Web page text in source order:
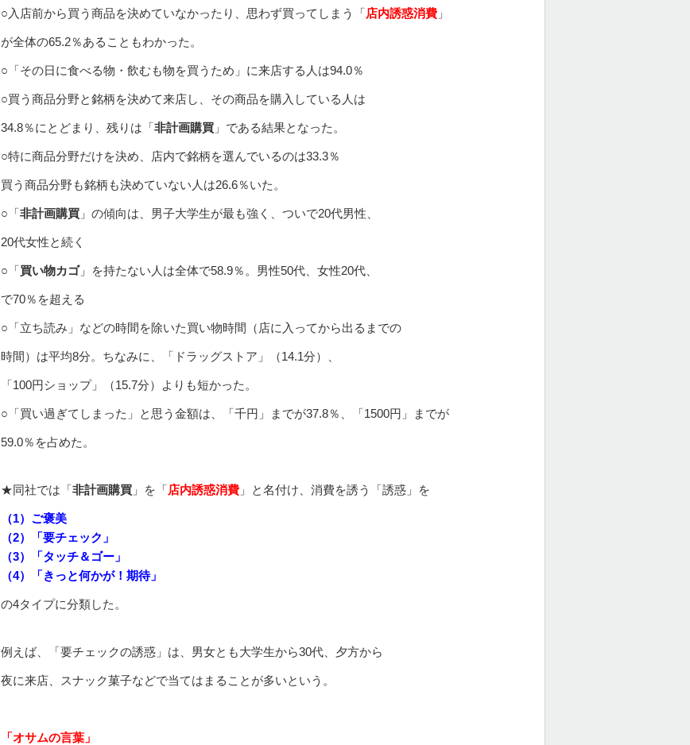
○入店前から買う商品を決めていなかったり、思わず買ってしまう「店内誘惑消費 」
が全体の65.2％あることもわかった。
○「その日に食べる物・飲むも物を買うため」に来店する人は94.0％
○買う商品分野と銘柄を決めて来店し、その商品を購入している人は
34.8％にとどまり、残りは「非計画購買 」である結果となった。
○特に商品分野だけを決め、店内で銘柄を選んでいるのは33.3％
買う商品分野も銘柄も決めていない人は26.6％いた。
○「非計画購買 」の傾向は、男子大学生が最も強く、ついで20代男性、
20代女性と続く
○「買い物カゴ」を持たない人は全体で58.9％。男性50代、女性20代、
で70％を超える
○「立ち読み」などの時間を除いた買い物時間（店に入ってから出るまでの
時間）は平均8分。ちなみに、「ドラッグストア」（14.1分）、
「100円ショップ」（15.7分）よりも短かった。
○「買い過ぎてしまった」と思う金額は、「千円」までが37.8％、「1500円」までが
59.0％を占めた。
★同社では「非計画購買 」を「店内誘惑消費 」と名付け、消費を誘う「誘惑」を
（1）ご褒美
（2）「要チェック」
（3）「タッチ＆ゴー」
（4）「きっと何かが！期待」
の4タイプに分類した。
例えば、「要チェックの誘惑」は、男女とも大学生から30代、夕方から
夜に来店、スナック菓子などで当てはまることが多いという。
「オサムの言葉」